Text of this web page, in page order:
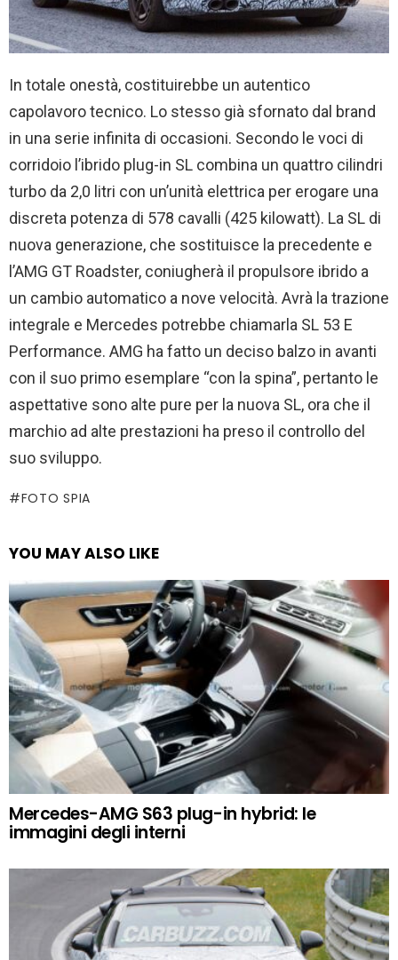
In totale onestà, costituirebbe un autentico
capolavoro tecnico. Lo stesso già sfornato dal brand
in una serie infinita di occasioni. Secondo le voci di
corridoio l’ibrido plug-in SL combina un quattro cilindri
turbo da 2,0 litri con un’unità elettrica per erogare una
discreta potenza di 578 cavalli (425 kilowatt). La SL di
nuova generazione, che sostituisce la precedente e
l’AMG GT Roadster, coniugherà il propulsore ibrido a
un cambio automatico a nove velocità. Avrà la trazione
integrale e Mercedes potrebbe chiamarla SL 53 E
Performance. AMG ha fatto un deciso balzo in avanti
con il suo primo esemplare “con la spina”, pertanto le
aspettative sono alte pure per la nuova SL, ora che il
marchio ad alte prestazioni ha preso il controllo del
suo sviluppo.
FOTO SPIA
YOU MAY ALSO LIKE
Mercedes-AMG S63 plug-in hybrid: le
immagini degli interni